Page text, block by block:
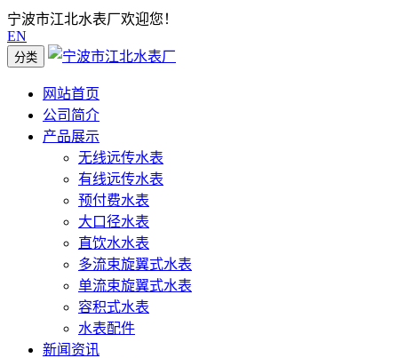
宁波市江北水表厂欢迎您！
EN
分类
网站首页
公司简介
产品展示
无线远传水表
有线远传水表
预付费水表
大口径水表
直饮水水表
多流束旋翼式水表
单流束旋翼式水表
容积式水表
水表配件
新闻资讯